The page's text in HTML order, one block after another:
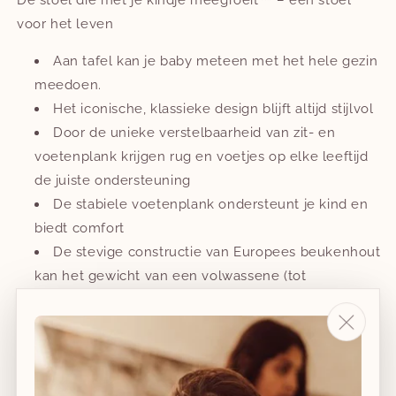
voor het leven
Aan tafel kan je baby meteen met het hele gezin
meedoen.​
Het iconische, klassieke design blijft altijd stijlvol
​Door de unieke verstelbaarheid van zit- en
voetenplank krijgen rug en voetjes op elke leeftijd
de juiste ondersteuning​
De stabiele voetenplank ondersteunt je kind en
biedt comfort​
De stevige constructie van Europees beukenhout
kan het gewicht van een volwassene (tot
In kleuren die in elk interieur passen ​